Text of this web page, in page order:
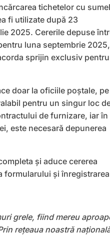
tichetelor cu
fi utilizate după 23
2025. Cererile depuse
luna septembrie
sprijin exclusiv pentru
doar la oficiile poștale, pe
pentru un singur loc
de furnizare, iar în
este necesară depunerea
și aduce cererea
formularului și înregistrarea
grele, fiind mereu
rețeaua noastră